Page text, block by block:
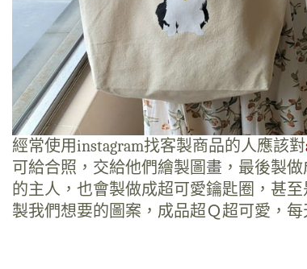
經常使用instagram找客製商品的人應該對
可給合照，交給他們繪製圖畫，最後製
的主人，也會製做成超可愛鑰匙圈，甚
製我們想要的圖案，成品超Ｑ超可愛，